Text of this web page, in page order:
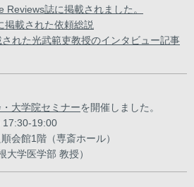
Reviews誌に掲載されました。
掲載された依頼総説
れた光武範吏教授のインタビュー記事
大学院セミナーを開催しました。
19:00
会館1階（専斎ホール）
学医学部 教授）